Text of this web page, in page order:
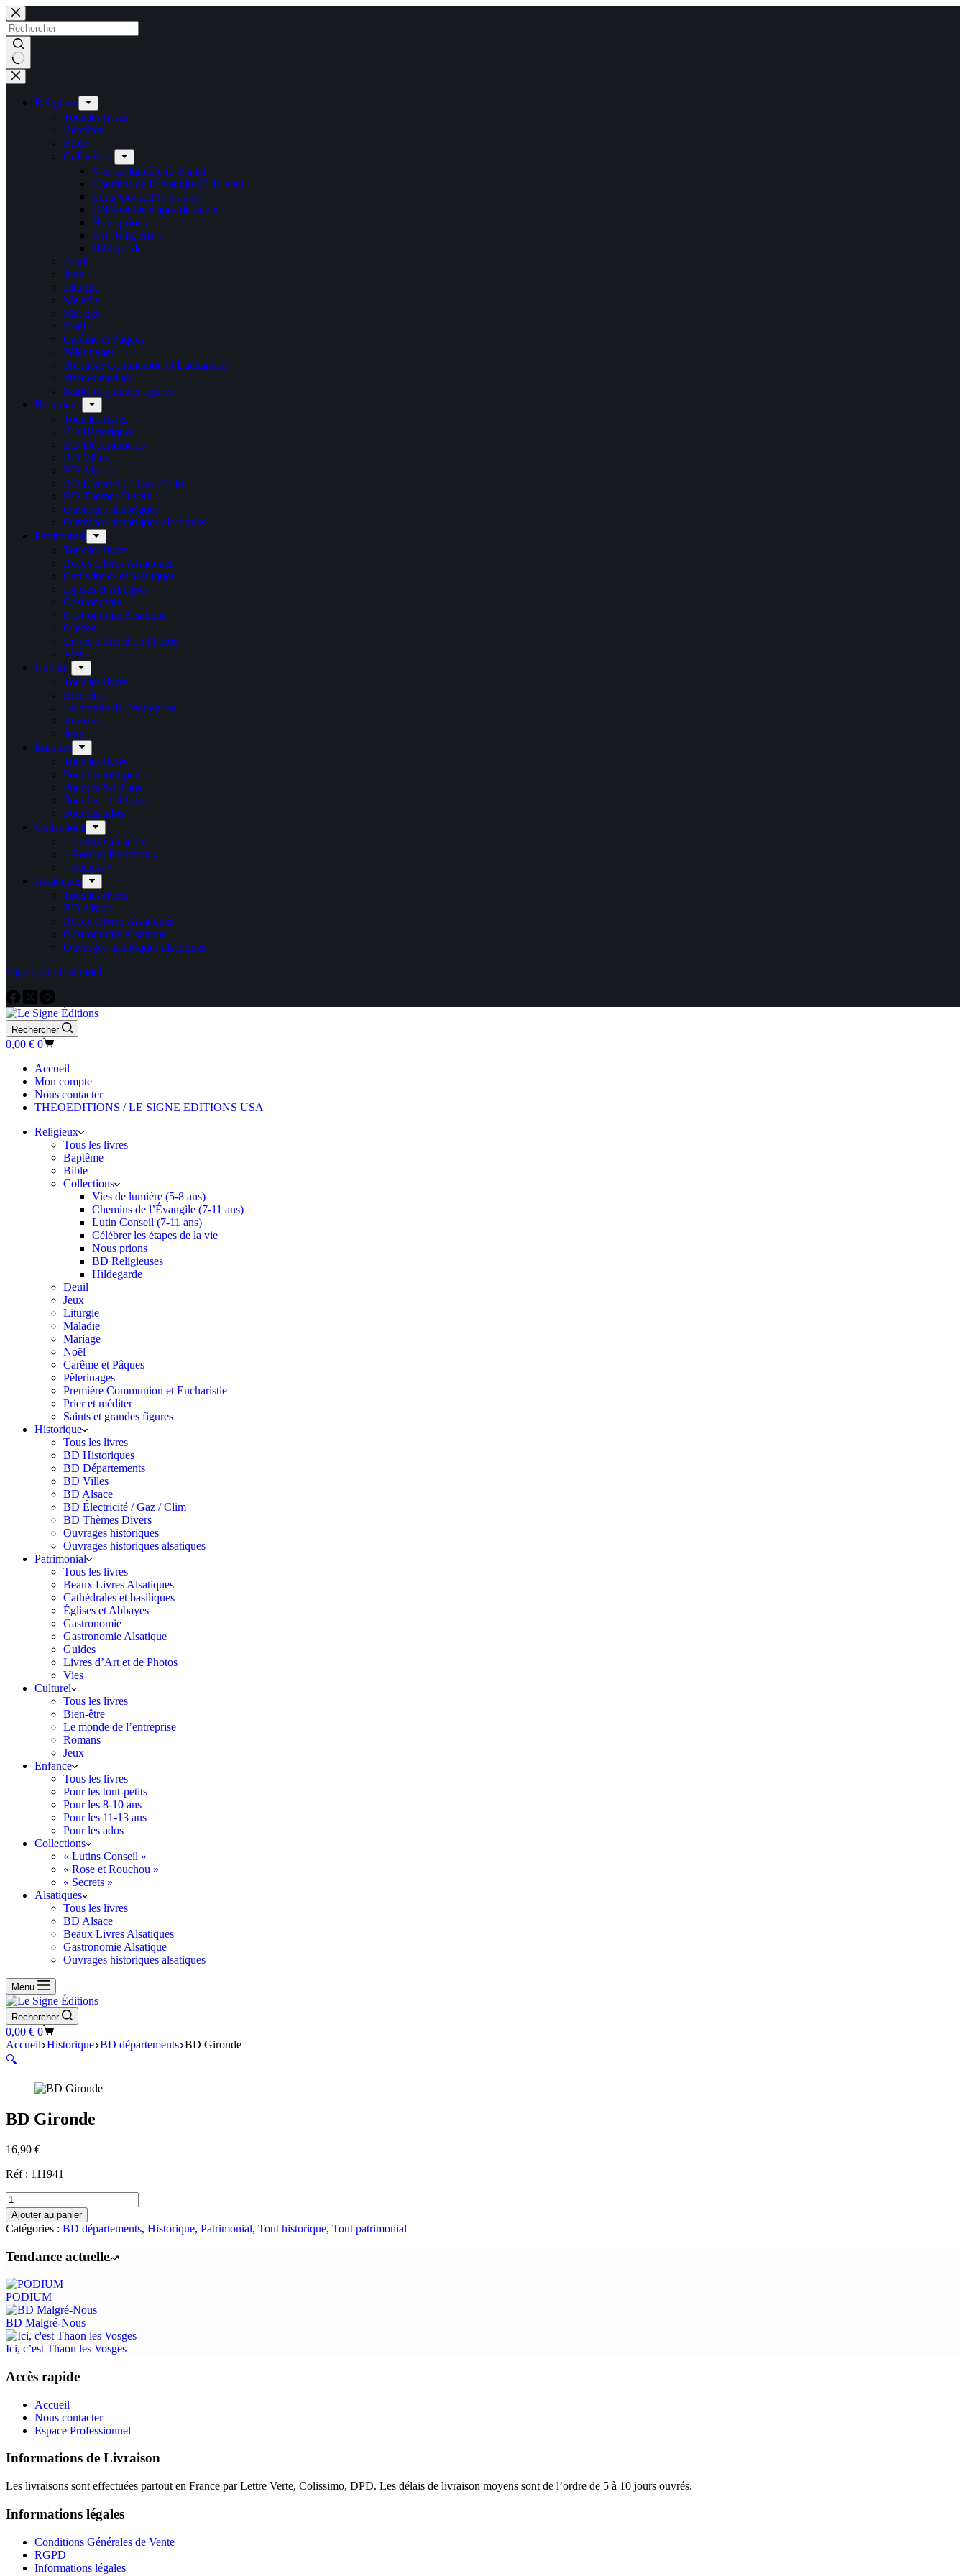
Passer
au
contenu
Aucun
résultat
Religieux
Tous les livres
Baptême
Bible
Collections
Vies de lumière (5-8 ans)
Chemins de l’Évangile (7-11 ans)
Lutin Conseil (7-11 ans)
Célébrer les étapes de la vie
Nous prions
BD Religieuses
Hildegarde
Deuil
Jeux
Liturgie
Maladie
Mariage
Noël
Carême et Pâques
Pèlerinages
Première Communion et Eucharistie
Prier et méditer
Saints et grandes figures
Historique
Tous les livres
BD Historiques
BD Départements
BD Villes
BD Alsace
BD Électricité / Gaz / Clim
BD Thèmes Divers
Ouvrages historiques
Ouvrages historiques alsatiques
Patrimonial
Tous les livres
Beaux Livres Alsatiques
Cathédrales et basiliques
Églises et Abbayes
Gastronomie
Gastronomie Alsatique
Guides
Livres d’Art et de Photos
Vies
Culturel
Tous les livres
Bien-être
Le monde de l’entreprise
Romans
Jeux
Enfance
Tous les livres
Pour les tout-petits
Pour les 8-10 ans
Pour les 11-13 ans
Pour les ados
Collections
« Lutins Conseil »
« Rose et Rouchou »
« Secrets »
Alsatiques
Tous les livres
BD Alsace
Beaux Livres Alsatiques
Gastronomie Alsatique
Ouvrages historiques alsatiques
Espace professionnel
Rechercher
Panier
0,00 € 0
Accueil
Mon compte
Nous contacter
THEOEDITIONS / LE SIGNE EDITIONS USA
Religieux
Tous les livres
Baptême
Bible
Collections
Vies de lumière (5-8 ans)
Chemins de l’Évangile (7-11 ans)
Lutin Conseil (7-11 ans)
Célébrer les étapes de la vie
Nous prions
BD Religieuses
Hildegarde
Deuil
Jeux
Liturgie
Maladie
Mariage
Noël
Carême et Pâques
Pèlerinages
Première Communion et Eucharistie
Prier et méditer
Saints et grandes figures
Historique
Tous les livres
BD Historiques
BD Départements
BD Villes
BD Alsace
BD Électricité / Gaz / Clim
BD Thèmes Divers
Ouvrages historiques
Ouvrages historiques alsatiques
Patrimonial
Tous les livres
Beaux Livres Alsatiques
Cathédrales et basiliques
Églises et Abbayes
Gastronomie
Gastronomie Alsatique
Guides
Livres d’Art et de Photos
Vies
Culturel
Tous les livres
Bien-être
Le monde de l’entreprise
Romans
Jeux
Enfance
Tous les livres
Pour les tout-petits
Pour les 8-10 ans
Pour les 11-13 ans
Pour les ados
Collections
« Lutins Conseil »
« Rose et Rouchou »
« Secrets »
Alsatiques
Tous les livres
BD Alsace
Beaux Livres Alsatiques
Gastronomie Alsatique
Ouvrages historiques alsatiques
Menu
Rechercher
Panier
d’achat
0,00 € 0
Accueil Historique BD départements BD Gironde
🔍
BD Gironde
16,90 €
Réf : 111941
quantité
de
BD
Gironde
Ajouter au panier
Catégories : BD départements, Historique, Patrimonial, Tout historique, Tout patrimonial
Tendance actuelle
PODIUM
BD Malgré-Nous
Ici, c’est Thaon les Vosges
Accès rapide
Accueil
Nous contacter
Espace Professionnel
Informations de Livraison
Les livraisons sont effectuées partout en France par Lettre Verte, Colissimo, DPD. Les délais de livraison moyens sont de l’ordre de 5 à 10 jours ouvrés.
Informations légales
Conditions Générales de Vente
RGPD
Informations légales